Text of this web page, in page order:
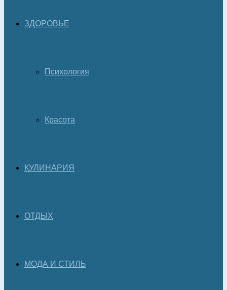
ЗДОРОВЬЕ
Психология
Красота
КУЛИНАРИЯ
ОТДЫХ
МОДА И СТИЛЬ